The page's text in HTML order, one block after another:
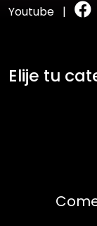
Youtube |
Elije tu